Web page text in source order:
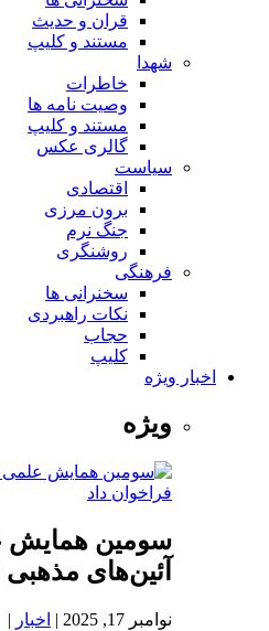
قران و حدیث
مستند و کلیپ
شهدا
خاطرات
وصیت نامه ها
مستند و کلیپ
گالری عکس
سیاست
اقتصادی
برون مرزی
جنگ نرم
روشنگری
فرهنگی
سخنرانی ها
نکات راهبردی
حجاب
کلیپ
اخبار ویژه
ویژه
سومین همایش
آئین‌های مذهبی
نوامبر 17, 2025 | اخبار |